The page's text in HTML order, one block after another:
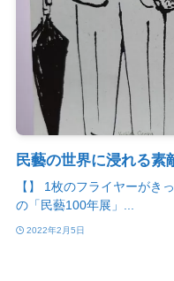
民藝の世界に浸れる素
【】 1枚のフライヤーがき
の「民藝100年展」...
2022年2月5日